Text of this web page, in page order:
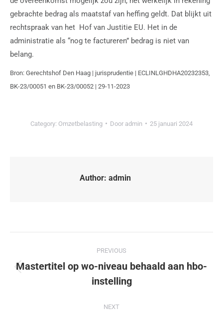
gebrachte bedrag als maatstaf van heffing geldt. Dat blijkt uit
rechtspraak van het Hof van Justitie EU. Het in de
administratie als “nog te factureren” bedrag is niet van
belang.
Bron: Gerechtshof Den Haag | jurisprudentie | ECLINLGHDHA20232353,
BK-23/00051 en BK-23/00052 | 29-11-2023
Category: Omzetbelasting Door admin 25 januari 2024
Author: admin
PREVIOUS
Mastertitel op wo-niveau behaald aan hbo-
instelling
NEXT